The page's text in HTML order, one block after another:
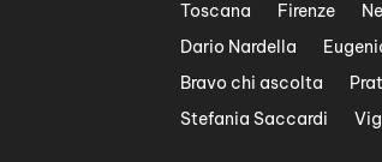
Toscana Firenze
Dario Nardella
Bravo chi ascolta
Stefania Saccardi